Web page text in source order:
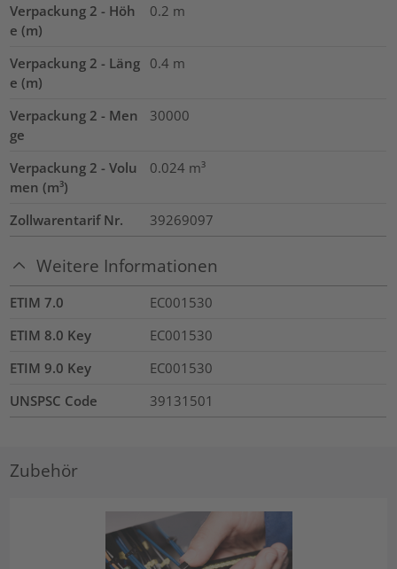
Verpackung 2 - Höh
e (m)
0.2 m
Verpackung 2 - Läng
e (m)
0.4 m
Verpackung 2 - Men
ge
30000
Verpackung 2 - Volu
men (m³)
0.024 m³
Zollwarentarif Nr. 39269097
Weitere Informationen
ETIM 7.0
EC001530
ETIM 8.0 Key
EC001530
ETIM 9.0 Key
EC001530
UNSPSC Code
39131501
Zubehör